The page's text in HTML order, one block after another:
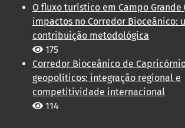
O fluxo turístico em Campo Grande
impactos no Corredor Bioceânico:
contribuição metodológica
175
Corredor Bioceânico de
geopolíticos: integração regional e
competitividade internacional
114